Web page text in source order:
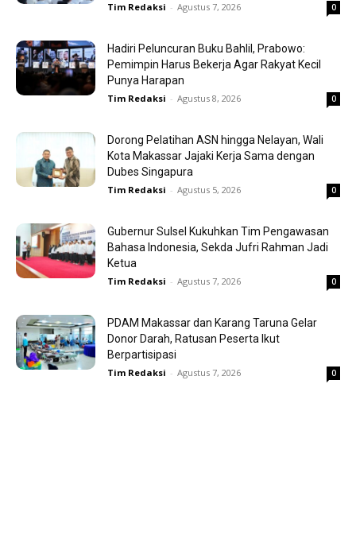
Tim Redaksi - Agustus 7, 2026 0
Hadiri Peluncuran Buku Bahlil, Prabowo:
Pemimpin Harus Bekerja Agar Rakyat Kecil
Punya Harapan
Tim Redaksi - Agustus 8, 2026 0
Dorong Pelatihan ASN hingga Nelayan, Wali
Kota Makassar Jajaki Kerja Sama dengan
Dubes Singapura
Tim Redaksi - Agustus 5, 2026 0
Gubernur Sulsel Kukuhkan Tim Pengawasan
Bahasa Indonesia, Sekda Jufri Rahman Jadi
Ketua
Tim Redaksi - Agustus 7, 2026 0
PDAM Makassar dan Karang Taruna Gelar
Donor Darah, Ratusan Peserta Ikut
Berpartisipasi
Tim Redaksi - Agustus 7, 2026 0